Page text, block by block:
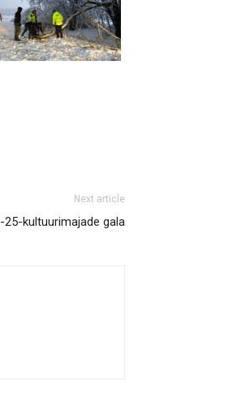
Next article
25-kultuurimajade gala